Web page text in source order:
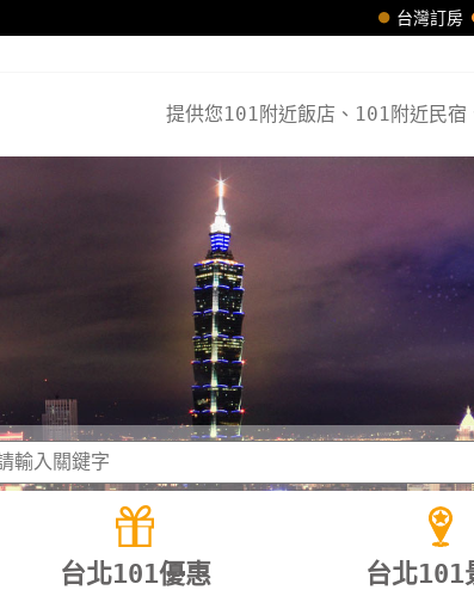
台灣訂房
提供您101附近飯店、101附近民
台北101優惠 台北101